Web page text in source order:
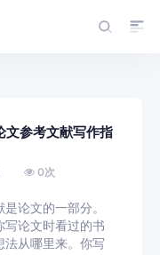
文参考文献写作指
0次
论文的一部分。
写论文时看过的书
法从哪里来。你写